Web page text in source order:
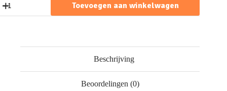
glow
primer
Toevoegen aan winkelwagen
Beschrijving
Beoordelingen (0)